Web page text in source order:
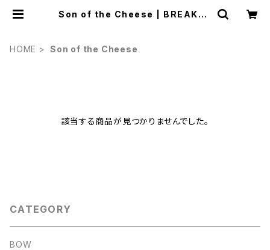
Son of the Cheese | BREAKER
HOME Son of the Cheese
該当する商品が見つかりませんでした。
CATEGORY
BOW